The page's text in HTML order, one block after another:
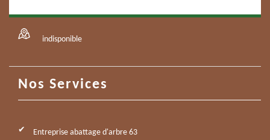
indisponible
Nos Services
Entreprise abattage d'arbre 63